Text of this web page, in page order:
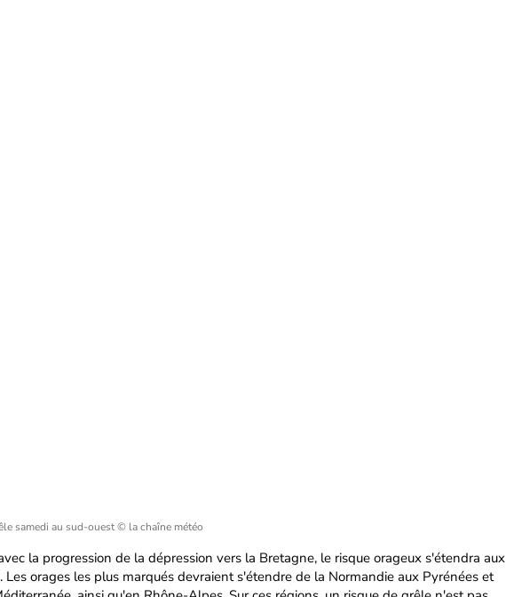
samedi au sud-ouest© la chaîne météo
la progression de la dépression vers la Bretagne, le risque orageux s'étendra aux
Les orages les plus marqués devraient s'étendre de la Normandie aux Pyrénées et